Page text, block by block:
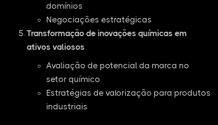
domínios
Negociações estratégicas
Transformação de inovações químicas em
ativos valiosos
Avaliação de potencial da marca no
setor químico
Estratégias de valorização para produtos
industriais